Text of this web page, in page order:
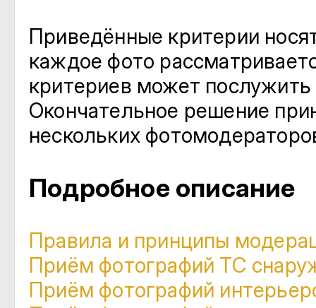
Приведённые критерии
каждое фото
критериев может
Окончательное решение
нескольких
Подробное описание
Правила и принципы
Приём фотографий ТС
Приём фотографий